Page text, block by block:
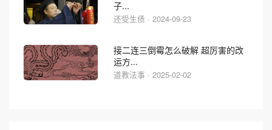
子...
还受生债 · 2024-09-23
接二连三倒霉怎么破解 超厉害的改
运方...
道教法事 · 2025-02-02